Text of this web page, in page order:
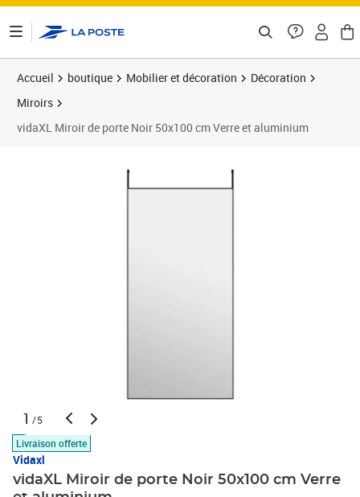
Accueil boutique Mobilier et décoration
Décoration
Miroirs
vidaXL Miroir de porte Noir 50x100 cm Verre et aluminium
1 /5
Livraison offerte
Vidaxl
vidaXL Miroir de porte Noir 50x100 cm Verre